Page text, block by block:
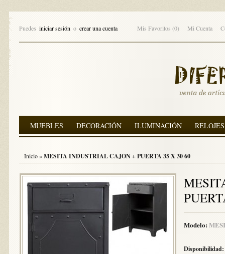
Puedes iniciar sesión o crear una cuenta Mis Favoritos (0) Mi Cuenta
MUEBLES DECORACIÓN ILUMINACIÓN RELOJES
Inicio»MESITA INDUSTRIAL CAJON + PUERTA 35 X 30 60
Modelo:
Disponibilidad: